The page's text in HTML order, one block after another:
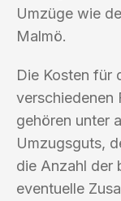
Umzüge wie
Malmö.
Die Kosten für
verschiedenen
gehören unter
Umzugsguts,
die Anzahl der
eventuelle